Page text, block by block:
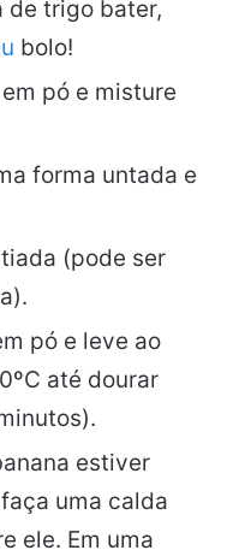
de trigo bater,
bolo!
pó e misture
forma untada e
(pode ser
pó e leve ao
até dourar
estiver
uma calda
ele. Em uma